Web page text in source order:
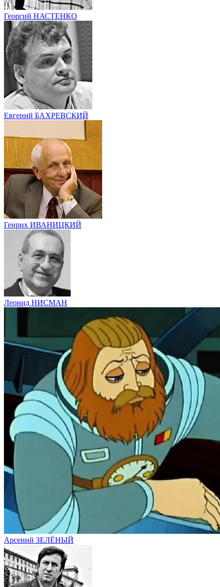
Георгий НАСТЕНКО
Евгений БАХРЕВСКИЙ
Генрих ИВАНИЦКИЙ
Леонид НИСМАН
Арсений ЗЕЛЁНЫЙ